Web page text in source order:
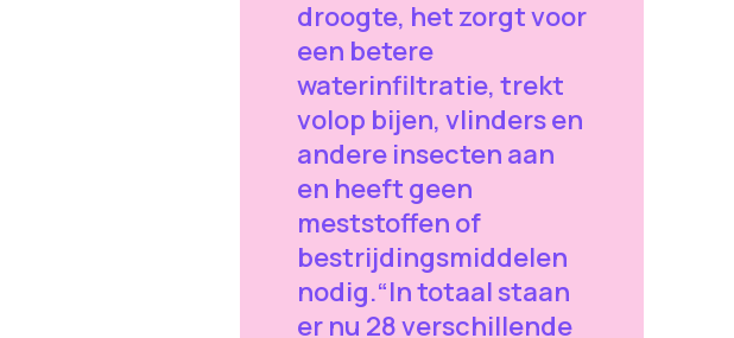
droogte, het zorgt voor
een betere
waterinfiltratie, trekt
volop bijen, vlinders en
andere insecten aan
en heeft geen
meststoffen of
bestrijdingsmiddelen
nodig.“In totaal staan
er nu 28 verschillende